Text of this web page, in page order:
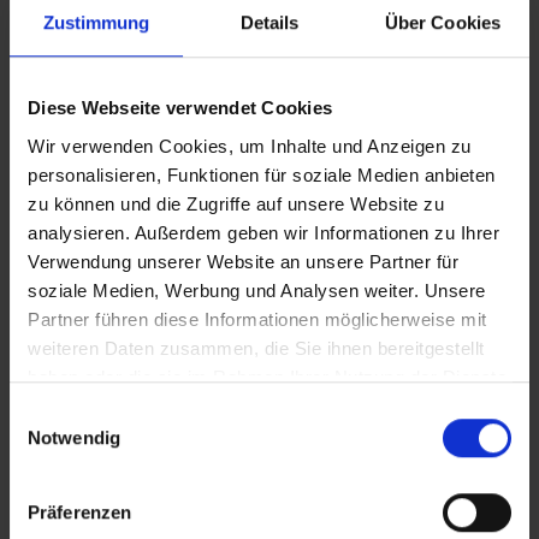
Zustimmung Details Über Cookies
Diese Webseite verwendet Cookies
Wir verwenden Cookies, um Inhalte und Anzeigen zu
personalisieren, Funktionen für soziale Medien anbieten
zu können und die Zugriffe auf unsere Website zu
analysieren. Außerdem geben wir Informationen zu Ihrer
Verwendung unserer Website an unsere Partner für
soziale Medien, Werbung und Analysen weiter. Unsere
Partner führen diese Informationen möglicherweise mit
weiteren Daten zusammen, die Sie ihnen bereitgestellt
haben oder die sie im Rahmen Ihrer Nutzung der Dienste
Notwendig
Präferenzen
Erlebnis für die Reisenden zu machen, muss der Innenraum
– sei es die fröhliche Aufregung für eine Urlaubsreise oder
eine komfortable Atmosphäre auf der Heimfahrt nach einem
langen Arbeitstag. Mit Hilfe von Farbe und Design schaffen
Sie stets die richtige Umgebung – und das, ohne dabei
Kompromisse in Sachen Sicherheit oder Funktionalität
eingehen zu müssen.
Ein weiteres wichtiges Element, um den Fahrgästen ein
positives Reiseerlebnis zu bieten, ist die Umsetzung eines
klaren, universellen Wegleitsystems. Mit denlaminierten
Logosvon Altro haben Sie die Möglichkeit, jedes beliebige
Sichere Bodenbeläge